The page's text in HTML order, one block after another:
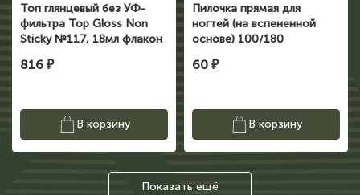
Топ глянцевый без УФ-
фильтра Top Gloss Non
Sticky №117, 18мл флакон
816 ₽
В корзину
Пилочка прямая для
ногтей (на вспененной
основе) 100/180
60 ₽
В корзину
Показать ещё